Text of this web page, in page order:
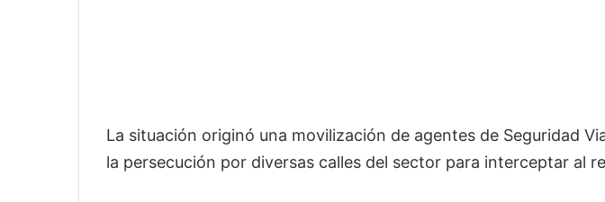
La situación originó una movilización de agentes de Seguridad
la persecución por diversas calles del sector para interceptar al